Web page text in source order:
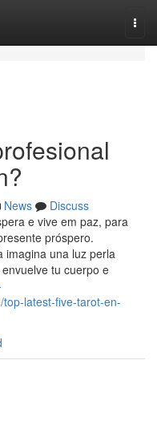
News
Discuss
e vive em paz, para
próspero.
imagina una luz perla
tu cuerpo e
latest-five-tarot-en-